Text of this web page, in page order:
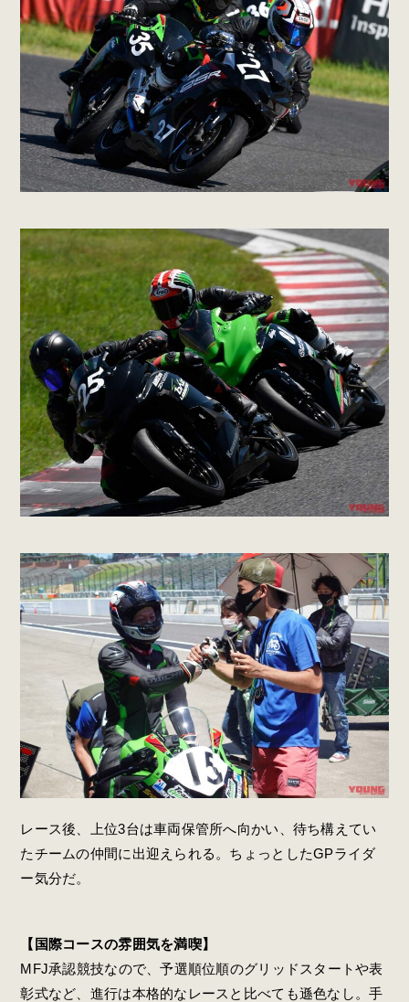
レース後、上位3台は車両保管所へ向かい、待ち構えてい
たチームの仲間に出迎えられる。ちょっとしたGPライダ
ー気分だ。
【国際コースの雰囲気を満喫】
MFJ承認競技なので、予選順位順のグリッドスタートや表
彰式など、進行は本格的なレースと比べても遜色なし。手